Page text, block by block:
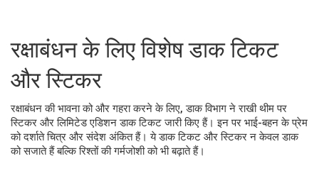
रक्षाबंधन के लिए विशेष डाक टिकट
और स्टिकर
रक्षाबंधन की भावना को और गहरा करने के लिए, डाक विभाग ने राखी थीम पर
स्टिकर और लिमिटेड एडिशन डाक टिकट जारी किए हैं। इन पर भाई-बहन के प्रेम
को दर्शाते चित्र और संदेश अंकित हैं। ये डाक टिकट और स्टिकर न केवल डाक
को सजाते हैं बल्कि रिश्तों की गर्मजोशी को भी बढ़ाते हैं।